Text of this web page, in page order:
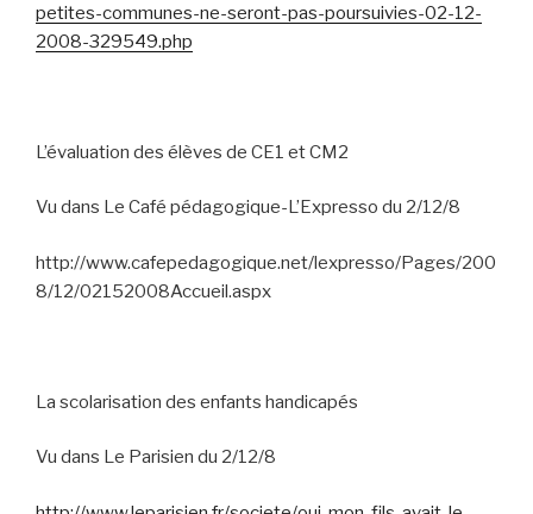
petites-communes-ne-seront-pas-poursuivies-02-12-
2008-329549.php
L’évaluation des élèves de CE1 et CM2
Vu dans Le Café pédagogique-L’Expresso du 2/12/8
http://www.cafepedagogique.net/lexpresso/Pages/200
8/12/02152008Accueil.aspx
La scolarisation des enfants handicapés
Vu dans Le Parisien du 2/12/8